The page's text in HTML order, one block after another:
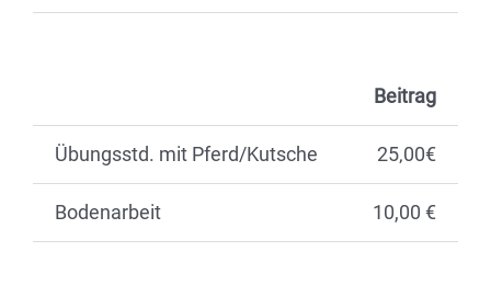
Beitrag
Übungsstd. mit Pferd/Kutsche 25‚00€
Bodenarbeit 10,00 €